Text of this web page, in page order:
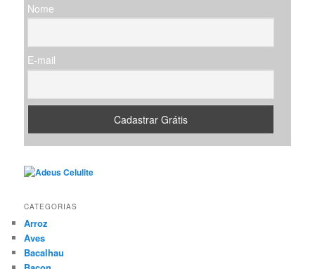
aNome
E-mail
CATEGORIAS
Arroz
Aves
Bacalhau